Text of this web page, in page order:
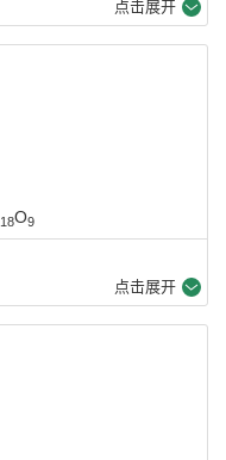
点击展开
18O9
点击展开